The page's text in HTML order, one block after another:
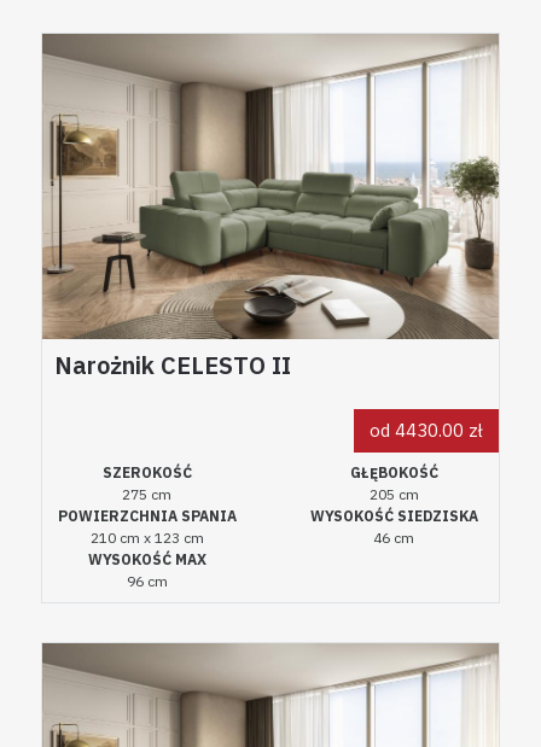
Narożnik CELESTO II
od 4430.00 zł
SZEROKOŚĆ
275 cm
GŁĘBOKOŚĆ
205 cm
POWIERZCHNIA SPANIA
210 cm x 123 cm
WYSOKOŚĆ SIEDZISKA
46 cm
WYSOKOŚĆ MAX
96 cm